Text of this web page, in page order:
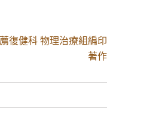
復健科 物理治療組編印
著作